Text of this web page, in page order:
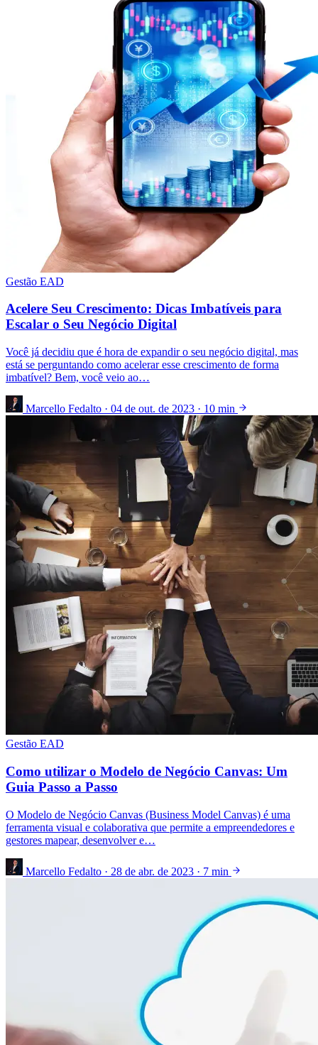
Gestão EAD
Acelere Seu Crescimento: Dicas Imbatíveis para
Escalar o Seu Negócio Digital
Você já decidiu que é hora de expandir o seu negócio digital, mas
está se perguntando como acelerar esse crescimento de forma
imbatível? Bem, você veio ao…
Marcello Fedalto · 04 de out. de 2023 · 10 min
Gestão EAD
Como utilizar o Modelo de Negócio Canvas: Um
Guia Passo a Passo
O Modelo de Negócio Canvas (Business Model Canvas) é uma
ferramenta visual e colaborativa que permite a empreendedores e
gestores mapear, desenvolver e…
Marcello Fedalto · 28 de abr. de 2023 · 7 min